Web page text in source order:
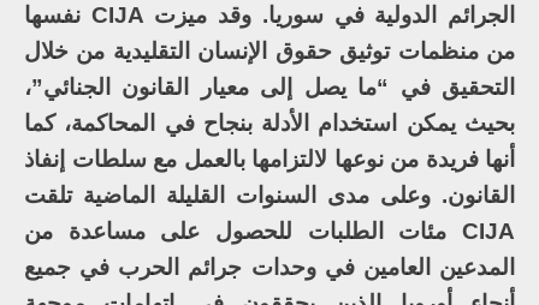
الجرائم الدولية في سوريا. وقد ميزت CIJA نفسها
من منظمات توثيق حقوق الإنسان التقليدية من خلال
التحقيق في “ما يصل إلى معيار القانون الجنائي”،
بحيث يمكن استخدام الأدلة بنجاح في المحاكمة، كما
أنها فريدة من نوعها لالتزامها بالعمل مع سلطات إنفاذ
القانون. وعلى مدى السنوات القليلة الماضية تلقت
CIJA مئات الطلبات للحصول على مساعدة من
المدعين العامين في وحدات جرائم الحرب في جميع